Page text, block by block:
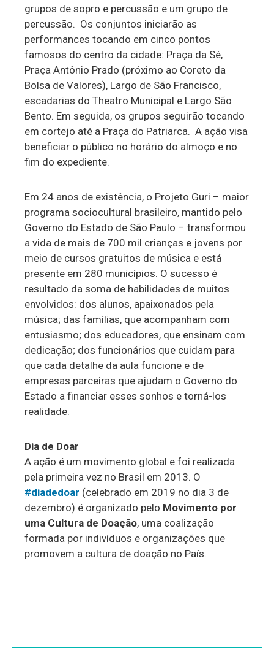
grupos de sopro e percussão e um grupo de
percussão. Os conjuntos iniciarão as
performances tocando em cinco pontos
famosos do centro da cidade: Praça da Sé,
Praça Antônio Prado (próximo ao Coreto da
Bolsa de Valores), Largo de São Francisco,
escadarias do Theatro Municipal e Largo São
Bento. Em seguida, os grupos seguirão tocando
em cortejo até a Praça do Patriarca. A ação visa
beneficiar o público no horário do almoço e no
fim do expediente.
Em 24 anos de existência, o Projeto Guri – maior
programa sociocultural brasileiro, mantido pelo
Governo do Estado de São Paulo – transformou
a vida de mais de 700 mil crianças e jovens por
meio de cursos gratuitos de música e está
presente em 280 municípios. O sucesso é
resultado da soma de habilidades de muitos
envolvidos: dos alunos, apaixonados pela
música; das famílias, que acompanham com
entusiasmo; dos educadores, que ensinam com
dedicação; dos funcionários que cuidam para
que cada detalhe da aula funcione e de
empresas parceiras que ajudam o Governo do
Estado a financiar esses sonhos e torná-los
realidade.
Dia de Doar
A ação é um movimento global e foi realizada
pela primeira vez no Brasil em 2013. O
#diadedoar (celebrado em 2019 no dia 3 de
dezembro) é organizado pelo Movimento por
uma Cultura de Doação, uma coalização
formada por indivíduos e organizações que
promovem a cultura de doação no País.